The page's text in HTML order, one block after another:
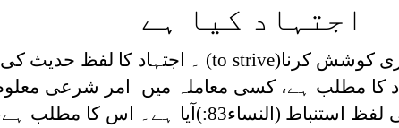
اجتہاد کیا ہے
کوشش کرنا(to strive) ۔ اجتہاد کا لفظ حدیث کی
کا مطلب ہے، کسی معاملہ میں امر شرعی
ہے۔ اس کا مطلب ہے، نتیجہ اخذ کرنا